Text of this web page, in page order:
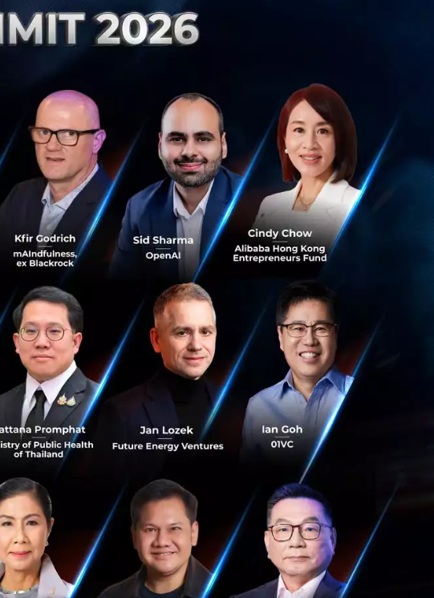
ปิดตัว Virtual Branch ธนาคารแบบไร้สาขาจริง ใน
นการเงินยักษ์ใหญ่ของสหรัฐฯ เปิดตัวสาขาแบบ Virtual ในอินโดนีเซีย
กในการเปิดตัวสาขาในรูปแบบดังกล่าว ภายใต้ชื่อ J.P. Morgan
ให้...
Techsauce Team
Virtual Branch
กกอล์ฟระดับโลกเข้าบริหาร TGR แบรนด์ใหม่ที่รวม
เขา
ฟชื่อดังชาวอเมริกัน ประกาศจัดตั้งบริษัทใหม่ในชื่อ TGR ซึ่งรวมธุรกิจ
ขา พร้อมนั่งตำแหน่งประธานและดูแลเองอย่างใกล้ชิด โดยก่อนหน้านี้มี
Techsauce Team